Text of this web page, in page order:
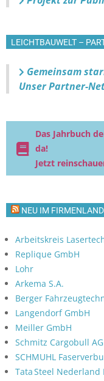
LEICHTBAUWELT –
Gemeinsam
Unser Partner-
Das Jahrbuch
da!
Jetzt
NEU IM FIRMENLAND
Arbeitskreis
Replique GmbH
Lohr
Arkema S.A.
Berger
Langendorf GmbH
Meiller GmbH
Schmitz Cargobull AG
SCHMUHL
Tata Steel Nederland